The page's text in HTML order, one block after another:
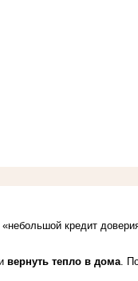
кредит
вернуть тепло в дома.